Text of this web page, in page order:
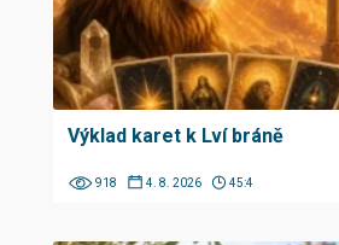
Výklad karet k Lví bráně
918 4. 8. 2026 45:4